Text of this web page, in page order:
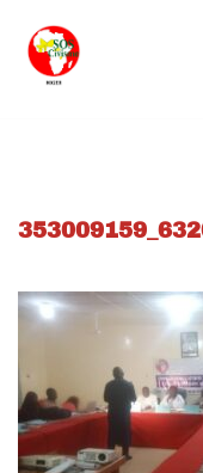
contenu